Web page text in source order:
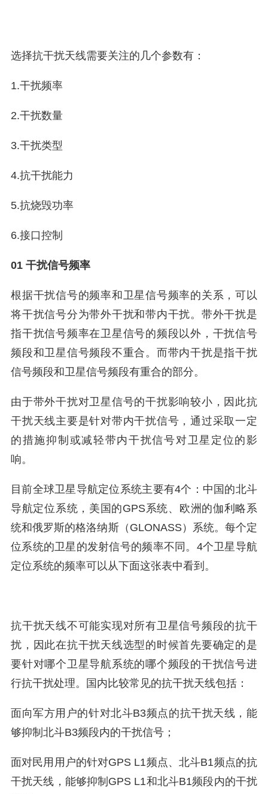
选择抗干扰天线需要关注的几个参数有：
1.干扰频率
2.干扰数量
3.干扰类型
4.抗干扰能力
5.抗烧毁功率
6.接口控制
01 干扰信号频率
根据干扰信号的频率和卫星信号频率的关系，可以
将干扰信号分为带外干扰和带内干扰。带外干扰是
指干扰信号频率在卫星信号的频段以外，干扰信号
频段和卫星信号频段不重合。而带内干扰是指干扰
信号频段和卫星信号频段有重合的部分。
由于带外干扰对卫星信号的干扰影响较小，因此抗
干扰天线主要是针对带内干扰信号，通过采取一定
的措施抑制或减轻带内干扰信号对卫星定位的影
响。
目前全球卫星导航定位系统主要有4个：中国的北斗
导航定位系统，美国的GPS系统、欧洲的伽利略系
统和俄罗斯的格洛纳斯（GLONASS）系统。每个定
位系统的卫星的发射信号的频率不同。4个卫星导航
定位系统的频率可以从下面这张表中看到。
抗干扰天线不可能实现对所有卫星信号频段的抗干
扰，因此在抗干扰天线选型的时候首先要确定的是
要针对哪个卫星导航系统的哪个频段的干扰信号进
行抗干扰处理。国内比较常见的抗干扰天线包括：
面向军方用户的针对北斗B3频点的抗干扰天线，能
够抑制北斗B3频段内的干扰信号；
面对民用用户的针对GPS L1频点、北斗B1频点的抗
干扰天线，能够抑制GPS L1和北斗B1频段内的干扰